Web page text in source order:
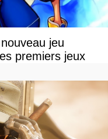
jeu
premiers jeux